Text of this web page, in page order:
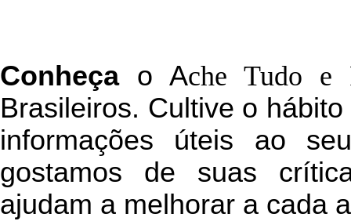
Conheçao Ache Tudo e
Brasileiros. Cultive o
informações úteis ao
gostamos de suas
ajudam a melhorar a cada